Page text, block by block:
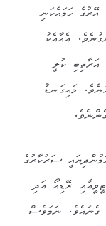
ހަމައެކަނި
އެއާއެކު
ކުލީ
މައިގަނޑު
ސަރުކާރުގެ
ރޭޑިއޯ އަދި
ގެނައެވެ. ނަމަވެސް